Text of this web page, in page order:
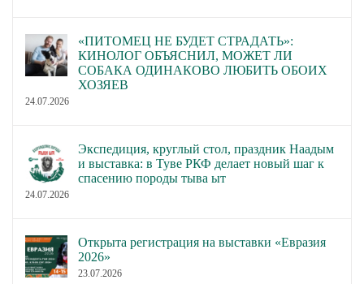
«ПИТОМЕЦ НЕ БУДЕТ СТРАДАТЬ»:
КИНОЛОГ ОБЪЯСНИЛ, МОЖЕТ ЛИ
СОБАКА ОДИНАКОВО ЛЮБИТЬ ОБОИХ
ХОЗЯЕВ
24.07.2026
Экспедиция, круглый стол, праздник Наадым
и выставка: в Туве РКФ делает новый шаг к
спасению породы тыва ыт
24.07.2026
Открыта регистрация на выставки «Евразия
2026»
23.07.2026